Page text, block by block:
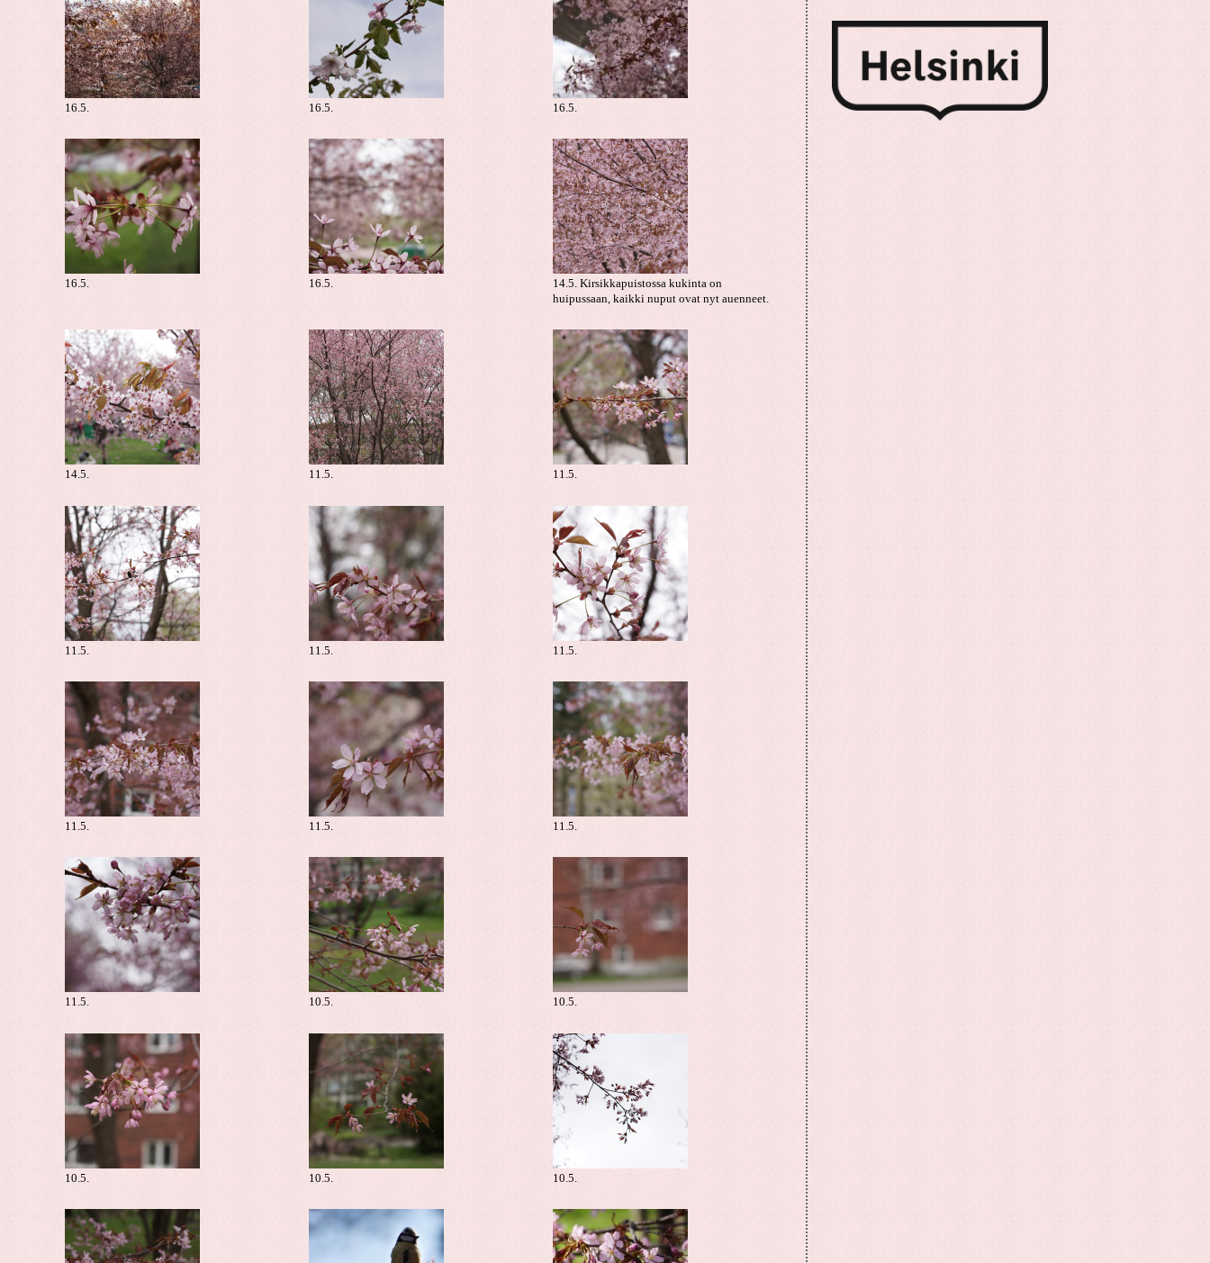
16.5. 16.5. 16.5.
16.5. 16.5.
14.5. Kirsikkapuistossa kukinta on
huipussaan, kaikki nuput ovat nyt auenneet.
14.5. 11.5. 11.5.
11.5. 11.5. 11.5.
11.5. 11.5. 11.5.
11.5. 10.5. 10.5.
10.5. 10.5. 10.5.